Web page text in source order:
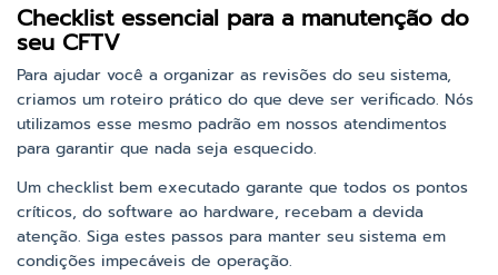
Checklist essencial para a manutenção do
seu CFTV
Para ajudar você a organizar as revisões do seu sistema,
criamos um roteiro prático do que deve ser verificado. Nós
utilizamos esse mesmo padrão em nossos atendimentos
para garantir que nada seja esquecido.
Um checklist bem executado garante que todos os pontos
críticos, do software ao hardware, recebam a devida
atenção. Siga estes passos para manter seu sistema em
condições impecáveis de operação.